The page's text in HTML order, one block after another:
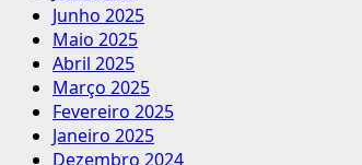
Junho 2025
Maio 2025
Abril 2025
Março 2025
Fevereiro 2025
Janeiro 2025
Dezembro 2024